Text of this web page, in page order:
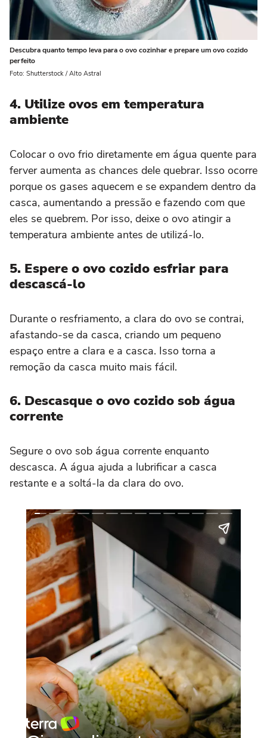
Descubra quanto tempo leva para o ovo cozinhar e prepare um ovo cozido
perfeito
Foto: Shutterstock / Alto Astral
4. Utilize ovos em temperatura
ambiente
Colocar o ovo frio diretamente em água quente para
ferver aumenta as chances dele quebrar. Isso ocorre
porque os gases aquecem e se expandem dentro da
casca, aumentando a pressão e fazendo com que
eles se quebrem. Por isso, deixe o ovo atingir a
temperatura ambiente antes de utilizá-lo.
5. Espere o ovo cozido esfriar para
descascá-lo
Durante o resfriamento, a clara do ovo se contrai,
afastando-se da casca, criando um pequeno
espaço entre a clara e a casca. Isso torna a
remoção da casca muito mais fácil.
6. Descasque o ovo cozido sob água
corrente
Segure o ovo sob água corrente enquanto
descasca. A água ajuda a lubrificar a casca
restante e a soltá-la da clara do ovo.